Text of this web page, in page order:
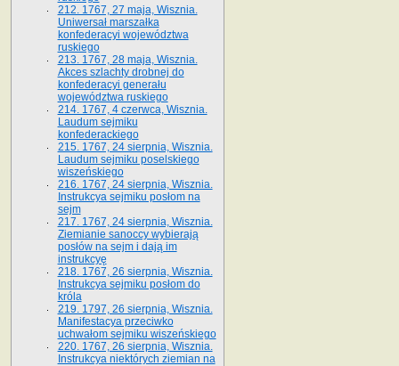
212. 1767, 27 maja, Wisznia.
Uniwersał marszałka
konfederacyi województwa
ruskiego
213. 1767, 28 maja, Wisznia.
Akces szlachty drobnej do
konfederacyi generału
województwa ruskiego
214. 1767, 4 czerwca, Wisznia.
Laudum sejmiku
konfederackiego
215. 1767, 24 sierpnia, Wisznia.
Laudum sejmiku poselskiego
wiszeńskiego
216. 1767, 24 sierpnia, Wisznia.
Instrukcya sejmiku posłom na
sejm
217. 1767, 24 sierpnia, Wisznia.
Ziemianie sanoccy wybierają
posłów na sejm i dają im
instrukcyę
218. 1767, 26 sierpnia, Wisznia.
Instrukcya sejmiku posłom do
króla
219. 1797, 26 sierpnia, Wisznia.
Manifestacya przeciwko
uchwałom sejmiku wiszeńskiego
220. 1767, 26 sierpnia, Wisznia.
Instrukcya niektórych ziemian na